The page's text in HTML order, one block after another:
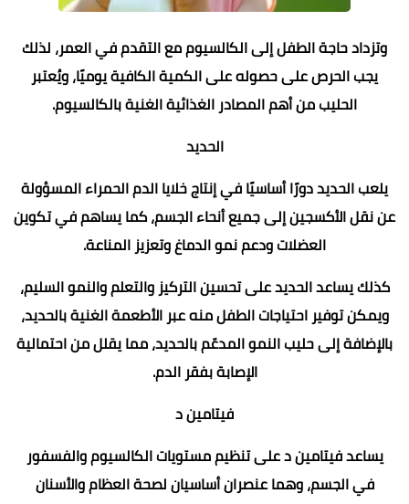
وتزداد حاجة الطفل إلى الكالسيوم مع التقدم في العمر، لذلك
يجب الحرص على حصوله على الكمية الكافية يوميًا، ويُعتبر
الحليب من أهم المصادر الغذائية الغنية بالكالسيوم.
الحديد
يلعب الحديد دورًا أساسيًا في إنتاج خلايا الدم الحمراء المسؤولة
عن نقل الأكسجين إلى جميع أنحاء الجسم، كما يساهم في تكوين
العضلات ودعم نمو الدماغ وتعزيز المناعة.
كذلك يساعد الحديد على تحسين التركيز والتعلم والنمو السليم،
ويمكن توفير احتياجات الطفل منه عبر الأطعمة الغنية بالحديد،
بالإضافة إلى حليب النمو المدعّم بالحديد، مما يقلل من احتمالية
الإصابة بفقر الدم.
فيتامين د
يساعد فيتامين د على تنظيم مستويات الكالسيوم والفسفور
في الجسم، وهما عنصران أساسيان لصحة العظام والأسنان